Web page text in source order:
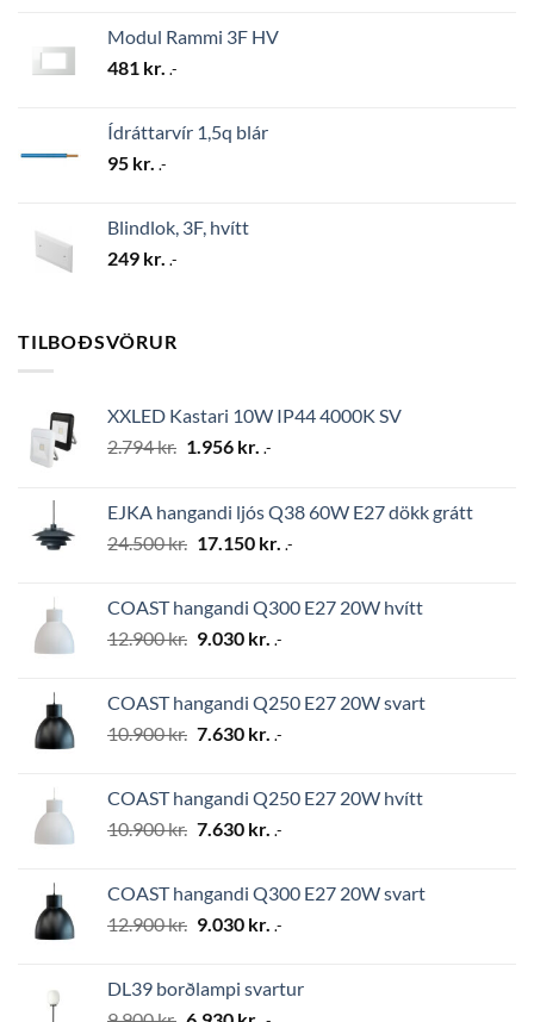
Modul Rammi 3F HV
481 kr. .-
Ídráttarvír 1,5q blár
95 kr. .-
Blindlok, 3F, hvítt
249 kr. .-
TILBOÐSVÖRUR
XXLED Kastari 10W IP44 4000K SV
2.794kr. Original
2.794 kr..
1.956 kr. Current
1.956 kr..
.-
EJKA hangandi ljós Q38 60W E27 dökk grátt
24.500kr. Original
24.500 kr..
17.150 kr. Current
17.150 kr..
.-
COAST hangandi Q300 E27 20W hvítt
12.900kr. Original
12.900 kr..
9.030 kr. Current
9.030 kr..
.-
COAST hangandi Q250 E27 20W svart
10.900kr. Original
10.900 kr..
7.630 kr. Current
7.630 kr..
.-
COAST hangandi Q250 E27 20W hvítt
10.900kr. Original
10.900 kr..
7.630 kr. Current
7.630 kr..
.-
COAST hangandi Q300 E27 20W svart
12.900kr. Original
12.900 kr..
9.030 kr. Current
9.030 kr..
.-
DL39 borðlampi svartur